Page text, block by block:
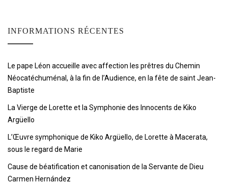
INFORMATIONS RÉCENTES
Le pape Léon accueille avec affection les prêtres du Chemin
Néocatéchuménal, à la fin de l’Audience, en la fête de saint Jean-
Baptiste
La Vierge de Lorette et la Symphonie des Innocents de Kiko
Argüello
L’Œuvre symphonique de Kiko Argüello, de Lorette à Macerata,
sous le regard de Marie
Cause de béatification et canonisation de la Servante de Dieu
Carmen Hernández